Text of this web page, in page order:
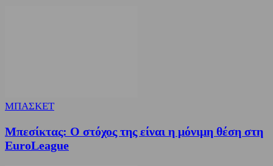
ΜΠΑΣΚΕΤ
Μπεσίκτας: Ο στόχος της είναι η μόνιμη θέση στη
EuroLeague